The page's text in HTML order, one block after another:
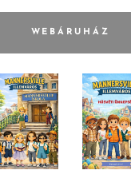
WEBÁRUHÁZ